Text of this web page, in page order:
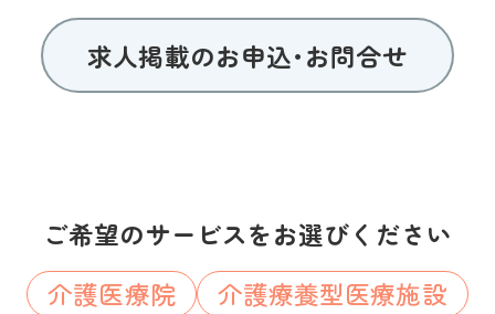
求人掲載のお申込･お問合せ
ご希望のサービスをお選びください
介護医療院
介護療養型医療施設